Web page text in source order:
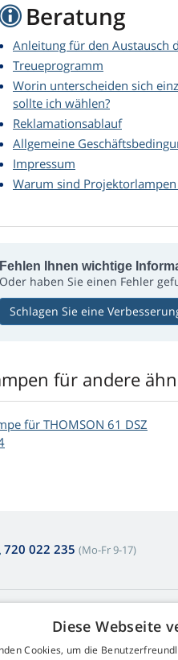
Beratung
Anleitung für den Austausch
Treueprogramm
Worin unterscheiden sich
sollte ich wählen?
Reklamationsablauf
Allgemeine
Impressum
Warum sind Projektorlampen
Fehlen Ihnen wichtige
Oder haben Sie einen Fehler
Schlagen Sie eine
für andere
für THOMSON 61 DSZ
720 022 235 (Mo-Fr 9-17)
und Reklamation
Diese Webseite
Cookies, um die